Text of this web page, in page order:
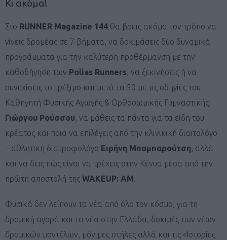
Κι ακόμα!
Στο RUNNER Magazine 144 θα βρεις ακόμα τον τρόπο να
γίνεις δρομέας σε 7 βήματα, να δοκιμάσεις δύο δυναμικά
προγράμματα για την καλύτερη προθέρμανση με την
καθοδήγηση των Polias Runners, να ξεκινήσεις ή να
συνεχίσεις το τρέξιμο και μετά τα 50 με τις οδηγίες του
Καθηγητή Φυσικής Αγωγής & Ορθοσωμικής Γυμναστικής,
Γιώργου Ρούσσου, να μάθεις τα πάντα για τα είδη του
κρέατος και ποια να επιλέγεις από την κλινικική διαιτολόγο
– αθλητική διατροφολόγο Ειρήνη Μπαμπαρούτση, αλλά
και να δεις πώς είναι να τρέχεις στην Κένυα μέσα από την
πρώτη αποστολή της WAKEUP: AM.
Φυσικά δεν λείπουν τα νέα από όλο τον κόσμο, για τη
δρομική αγορά και τα νέα στην Ελλάδα, δοκιμές των νέων
δρομικών μοντέλων, μόνιμες στήλες αλλά και τις «Ιστορίες